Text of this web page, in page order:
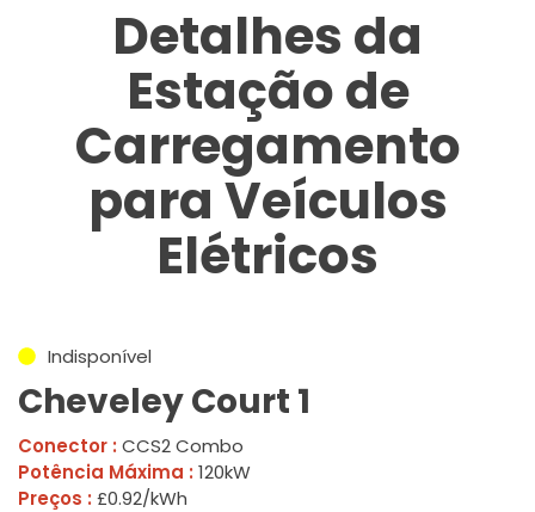
Detalhes da
Estação de
Carregamento
para Veículos
Elétricos
Indisponível
Cheveley Court 1
Conector : CCS2 Combo
Potência Máxima : 120kW
Preços : £0.92/kWh